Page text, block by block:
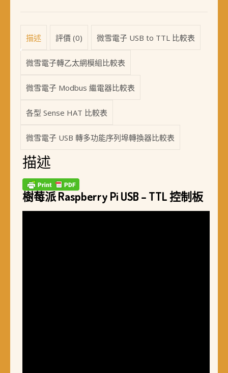
描述 評價 (0) 微雪電子 USB to TTL 比較表
微雪電子轉乙太網模組比較表
微雪電子 Modbus 繼電器比較表
各型 Sense HAT 比較表
微雪電子 USB 轉多功能序列埠轉換器比較表
描述
樹莓派 Raspberry Pi USB – TTL 控制板